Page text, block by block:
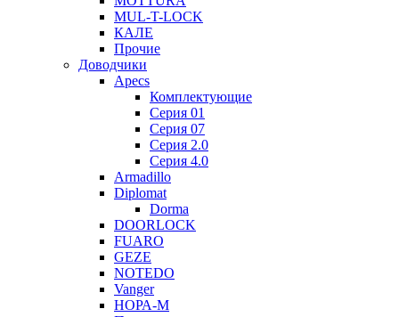
MUL-T-LOCK
КАЛЕ
Прочие
Доводчики
Apecs
Комплектующие
Серия 01
Серия 07
Серия 2.0
Серия 4.0
Armadillo
Diplomat
Dorma
DOORLOCK
FUARO
GEZE
NOTEDO
Vanger
НОРА-М